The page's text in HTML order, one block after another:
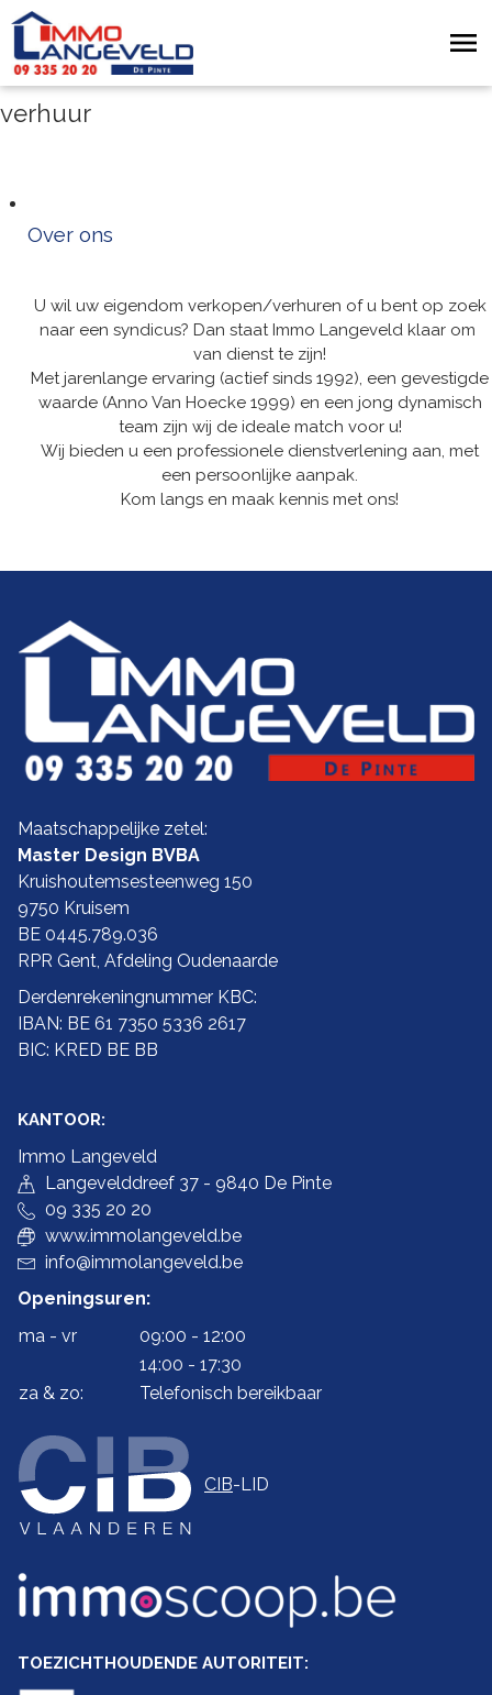
verhuur
Over ons
U wil uw eigendom verkopen/verhuren of u bent op zoek
naar een syndicus? Dan staat Immo Langeveld klaar om
van dienst te zijn!
Met jarenlange ervaring (actief sinds 1992), een gevestigde
waarde (Anno Van Hoecke 1999) en een jong dynamisch
team zijn wij de ideale match voor u!
Wij bieden u een professionele dienstverlening aan, met
een persoonlijke aanpak.
Kom langs en maak kennis met ons!
Maatschappelijke zetel:
Master Design BVBA
Kruishoutemsesteenweg 150
9750 Kruisem
BE 0445.789.036
RPR Gent, Afdeling Oudenaarde
Derdenrekeningnummer KBC:
IBAN: BE 61 7350 5336 2617
BIC: KRED BE BB
KANTOOR:
Immo Langeveld
Langevelddreef 37 - 9840 De Pinte
09 335 20 20
www.immolangeveld.be
info@immolangeveld.be
Openingsuren:
ma - vr
09:00 - 12:00
14:00 - 17:30
za & zo:
Telefonisch bereikbaar
CIB-LID
TOEZICHTHOUDENDE AUTORITEIT: